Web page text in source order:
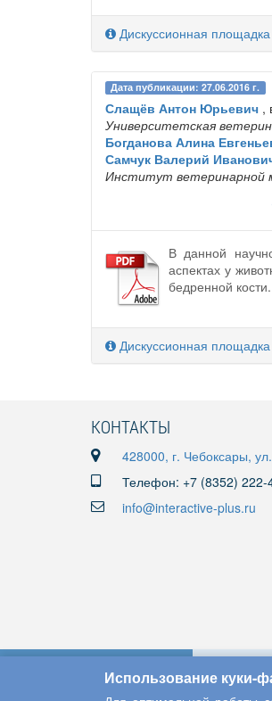
Дискуссионная площадка
Дата публикации: 27.06.2016 г.
Слащёв Антон Юрьевич ,
Университетская
Богданова Алина
Самчук Валерий
Институт ветеринарной
В данной
аспектах у
бедренной кости.
Дискуссионная площадка
КОНТАКТЫ
428000, г. Чебоксары,
Телефон: +7 (8352) 222-
info@interactive-plus.ru
Использование куки-